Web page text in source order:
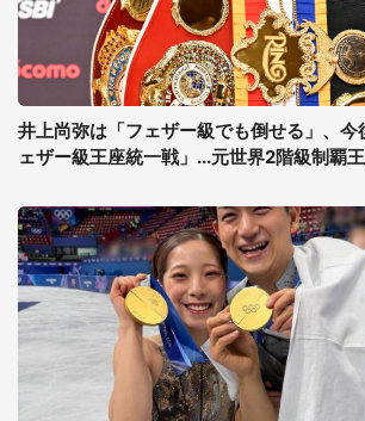
井上尚弥は「フェザー級でも倒せる」、今
ェザー級王座統一戦」...元世界2階級制覇